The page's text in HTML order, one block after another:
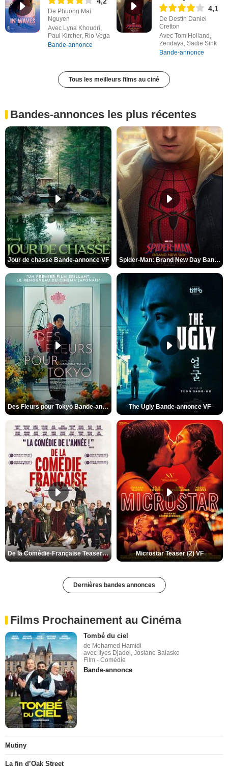
De Phuong Mai
Nguyen
Avec Lyna Khoudri,
Paul Kircher, Rio Vega
Bande-annonce
4,1
De Destin Daniel
Cretton
Avec Tom Holland,
Zendaya, Sadie Sink
Bande-annonce
Tous les meilleurs films au ciné
Bandes-annonces les plus récentes
Jour de chasse Bande-annonce VF Spider-Man: Brand New Day Bande-annonce (3) VO STFR
Des Fleurs pour Tokyo Bande-annonce VO STFR The Ugly Bande-annonce VF
De la Comédie-Française Teaser (3) VF Microstar Teaser (2) VF
Dernières bandes annonces
Films Prochainement au Cinéma
Tombé du ciel
de Mohamed Hamidi
avec Ilyes Djadel, Josiane Balasko
Film - Comédie
Bande-annonce
Mutiny
La fin d’Oak Street